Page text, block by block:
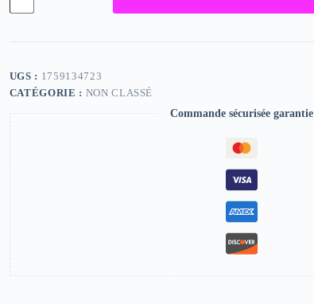
"Photographie",
/
x
20
UGS : 1759134723
CATÉGORIE : NON CLASSÉ
Commande sécurisée garantie